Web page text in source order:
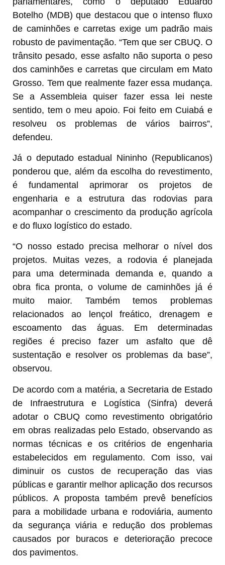
Botelho (MDB) que destacou que o intenso fluxo
de caminhões e carretas exige um padrão mais
robusto de pavimentação. “Tem que ser CBUQ. O
trânsito pesado, esse asfalto não suporta o peso
dos caminhões e carretas que circulam em Mato
Grosso. Tem que realmente fazer essa mudança.
Se a Assembleia quiser fazer essa lei neste
sentido, tem o meu apoio. Foi feito em Cuiabá e
resolveu os problemas de vários bairros”,
defendeu.
Já o deputado estadual Nininho (Republicanos)
ponderou que, além da escolha do revestimento,
é fundamental aprimorar os projetos de
engenharia e a estrutura das rodovias para
acompanhar o crescimento da produção agrícola
e do fluxo logístico do estado.
“O nosso estado precisa melhorar o nível dos
projetos. Muitas vezes, a rodovia é planejada
para uma determinada demanda e, quando a
obra fica pronta, o volume de caminhões já é
muito maior. Também temos problemas
relacionados ao lençol freático, drenagem e
escoamento das águas. Em determinadas
regiões é preciso fazer um asfalto que dê
sustentação e resolver os problemas da base”,
observou.
De acordo com a matéria, a Secretaria de Estado
de Infraestrutura e Logística (Sinfra) deverá
adotar o CBUQ como revestimento obrigatório
em obras realizadas pelo Estado, observando as
normas técnicas e os critérios de engenharia
estabelecidos em regulamento. Com isso, vai
diminuir os custos de recuperação das vias
públicas e garantir melhor aplicação dos recursos
públicos. A proposta também prevê benefícios
para a mobilidade urbana e rodoviária, aumento
da segurança viária e redução dos problemas
causados por buracos e deterioração precoce
dos pavimentos.